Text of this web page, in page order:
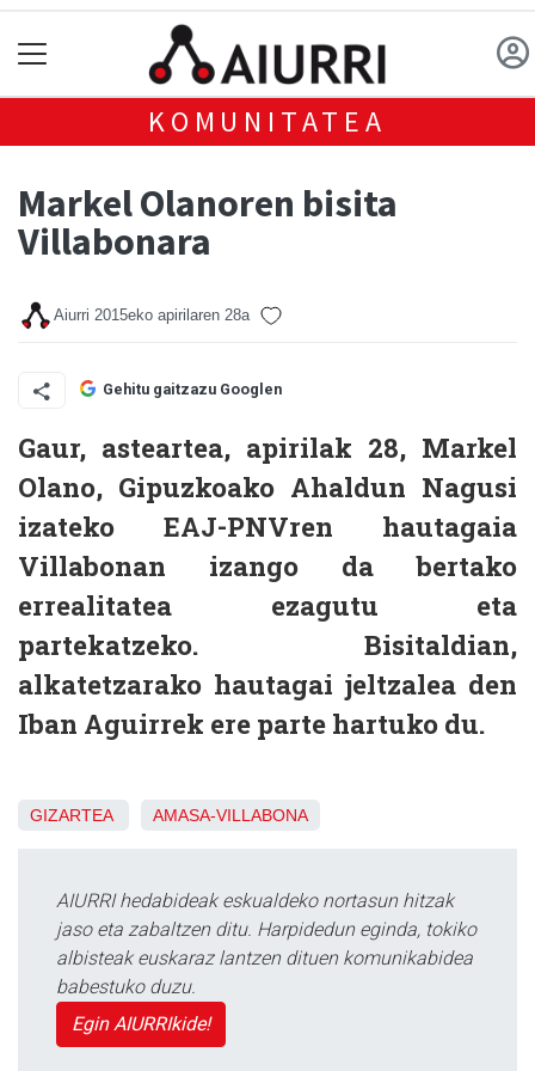
KOMUNITATEA
Markel Olanoren bisita
Villabonara
Aiurri 2015eko apirilaren 28a
Gehitu gaitzazu Googlen
Gaur, asteartea, apirilak 28, Markel
Olano, Gipuzkoako Ahaldun Nagusi
izateko EAJ-PNVren hautagaia
Villabonan izango da bertako
errealitatea ezagutu eta
partekatzeko. Bisitaldian,
alkatetzarako hautagai jeltzalea den
Iban Aguirrek ere parte hartuko du.
GIZARTEA AMASA-VILLABONA
AIURRI hedabideak eskualdeko nortasun hitzak
jaso eta zabaltzen ditu. Harpidedun eginda, tokiko
albisteak euskaraz lantzen dituen komunikabidea
babestuko duzu.
Egin AIURRIkide!